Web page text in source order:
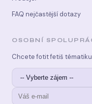
FAQ nejčastější dotazy
OSOBNÍ
Chcete fotit fetiš